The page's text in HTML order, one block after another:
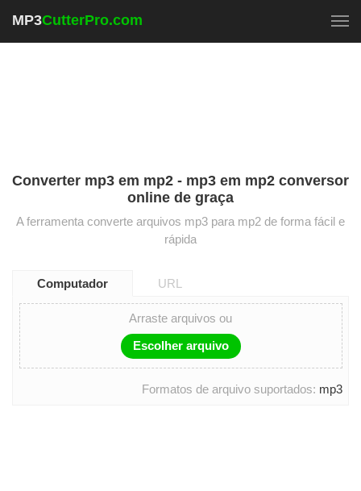
MP3CutterPro.com
Converter mp3 em mp2 - mp3 em mp2 conversor
online de graça
A ferramenta converte arquivos mp3 para mp2 de forma fácil e
rápida
Computador URL
Arraste arquivos ou
Escolher arquivo
Formatos de arquivo suportados: mp3